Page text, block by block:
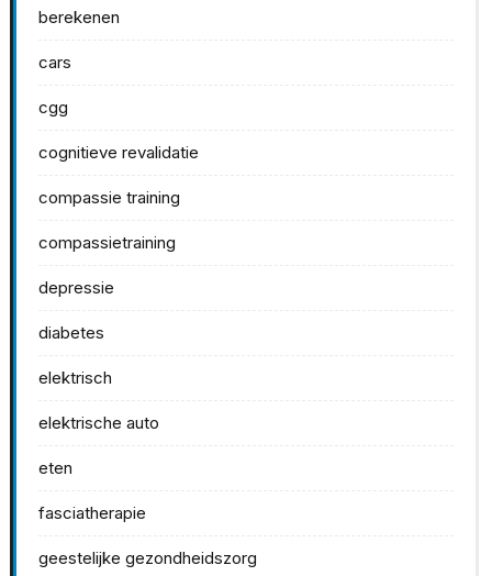
berekenen
cars
cgg
cognitieve revalidatie
compassie training
compassietraining
depressie
diabetes
elektrisch
elektrische auto
eten
fasciatherapie
geestelijke gezondheidszorg